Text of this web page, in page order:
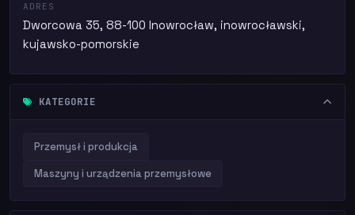
ADRES
Dworcowa 35, 88-100 Inowrocław, inowrocławski,
kujawsko-pomorskie
KATEGORIE
Przemysł i produkcja
Maszyny i urządzenia przemysłowe